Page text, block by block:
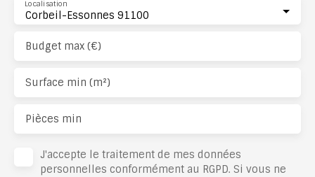
Corbeil-Essonnes 91100
Localisation
Budget max (€)
Surface min (m²)
Pièces min
J'accepte le traitement de mes données
personnelles conformément au RGPD. Si vous ne